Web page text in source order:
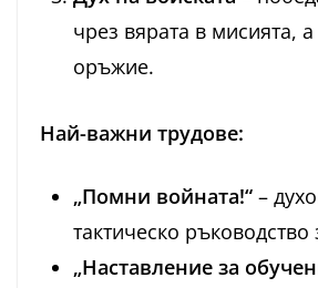
чрез вярата в мисията,
оръжие.
Най-важни трудове:
„Помни войната!“ –
тактическо
„Наставление за